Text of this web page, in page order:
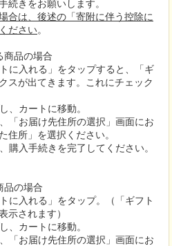
きをお願いします。
合は、後述の「寄附に伴う控除に
ださい。
商品の場合
に入れる」をタップすると、「ギ
スが出てきます。これにチェック
、カートに移動。
「お届け先住所の選択」画面にお
住所」を選択ください。
入手続きを完了してください。
品の場合
に入れる」をタップ。（「ギフト
示されます）
、カートに移動。
「お届け先住所の選択」画面にお